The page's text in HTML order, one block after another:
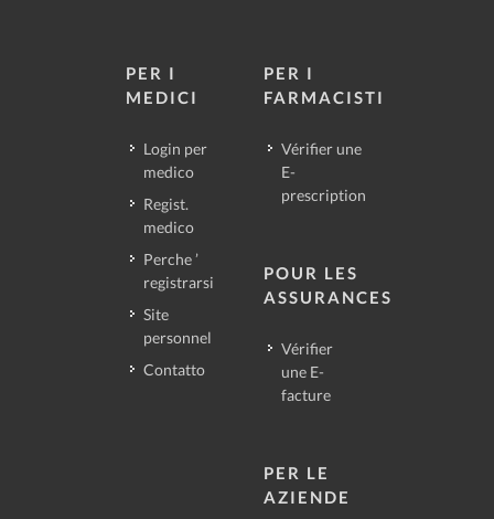
PER I
MEDICI
Login per
medico
Regist.
medico
Perche ’
registrarsi
Site
personnel
Contatto
PER I
FARMACISTI
Vérifier une
E-
prescription
POUR LES
ASSURANCES
Vérifier
une E-
facture
PER LE
AZIENDE